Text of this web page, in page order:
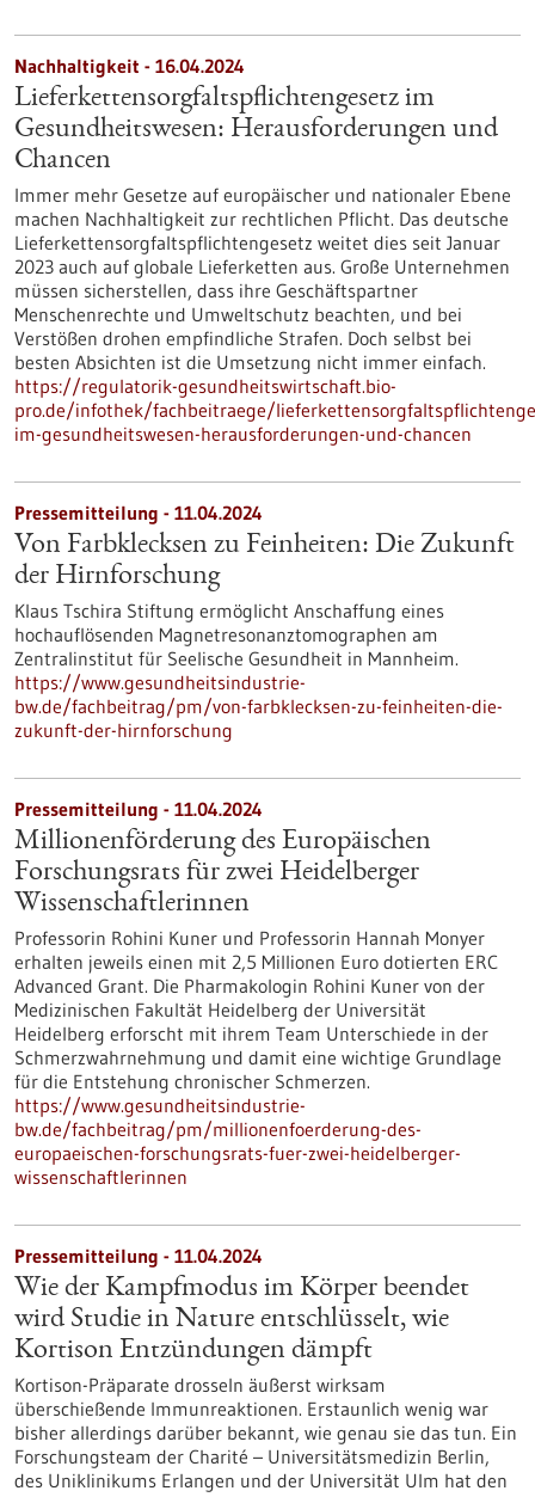
Nachhaltigkeit - 16.04.2024
Lieferkettensorgfaltspflichtengesetz im
Gesundheitswesen: Herausforderungen und
Chancen
Immer mehr Gesetze auf europäischer und nationaler Ebene
machen Nachhaltigkeit zur rechtlichen Pflicht. Das deutsche
Lieferkettensorgfaltspflichtengesetz weitet dies seit Januar
2023 auch auf globale Lieferketten aus. Große Unternehmen
müssen sicherstellen, dass ihre Geschäftspartner
Menschenrechte und Umweltschutz beachten, und bei
Verstößen drohen empfindliche Strafen. Doch selbst bei
besten Absichten ist die Umsetzung nicht immer einfach.
https://regulatorik-gesundheitswirtschaft.bio-
pro.de/infothek/fachbeitraege/
im-gesundheitswesen-herausforderungen-und-chancen
Pressemitteilung - 11.04.2024
Von Farbklecksen zu Feinheiten: Die Zukunft
der Hirnforschung
Klaus Tschira Stiftung ermöglicht Anschaffung eines
hochauflösenden Magnetresonanztomographen am
Zentralinstitut für Seelische Gesundheit in Mannheim.
https://www.gesundheitsindustrie-
bw.de/fachbeitrag/pm/von-farbklecksen-zu-feinheiten-die-
zukunft-der-hirnforschung
Pressemitteilung - 11.04.2024
Millionenförderung des Europäischen
Forschungsrats für zwei Heidelberger
Wissenschaftlerinnen
Professorin Rohini Kuner und Professorin Hannah Monyer
erhalten jeweils einen mit 2,5 Millionen Euro dotierten ERC
Advanced Grant. Die Pharmakologin Rohini Kuner von der
Medizinischen Fakultät Heidelberg der Universität
Heidelberg erforscht mit ihrem Team Unterschiede in der
Schmerzwahrnehmung und damit eine wichtige Grundlage
für die Entstehung chronischer Schmerzen.
https://www.gesundheitsindustrie-
bw.de/fachbeitrag/pm/millionenfoerderung-des-
europaeischen-forschungsrats-fuer-zwei-heidelberger-
wissenschaftlerinnen
Pressemitteilung - 11.04.2024
Wie der Kampfmodus im Körper beendet
wird Studie in Nature entschlüsselt, wie
Kortison Entzündungen dämpft
Kortison-Präparate drosseln äußerst wirksam
überschießende Immunreaktionen. Erstaunlich wenig war
bisher allerdings darüber bekannt, wie genau sie das tun. Ein
Forschungsteam der Charité – Universitätsmedizin Berlin,
des Uniklinikums Erlangen und der Universität Ulm hat den